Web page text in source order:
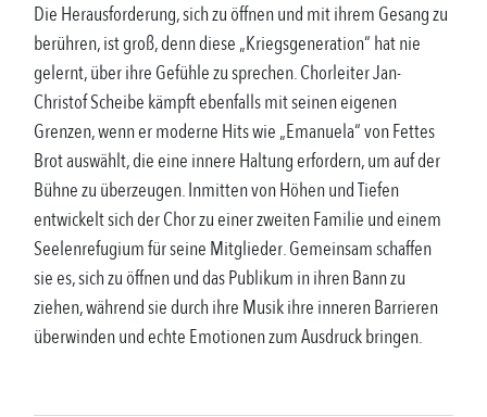
Die Herausforderung, sich zu öffnen und mit ihrem Gesang zu
berühren, ist groß, denn diese „Kriegsgeneration“ hat nie
gelernt, über ihre Gefühle zu sprechen. Chorleiter Jan-
Christof Scheibe kämpft ebenfalls mit seinen eigenen
Grenzen, wenn er moderne Hits wie „Emanuela“ von Fettes
Brot auswählt, die eine innere Haltung erfordern, um auf der
Bühne zu überzeugen. Inmitten von Höhen und Tiefen
entwickelt sich der Chor zu einer zweiten Familie und einem
Seelenrefugium für seine Mitglieder. Gemeinsam schaffen
sie es, sich zu öffnen und das Publikum in ihren Bann zu
ziehen, während sie durch ihre Musik ihre inneren Barrieren
überwinden und echte Emotionen zum Ausdruck bringen.